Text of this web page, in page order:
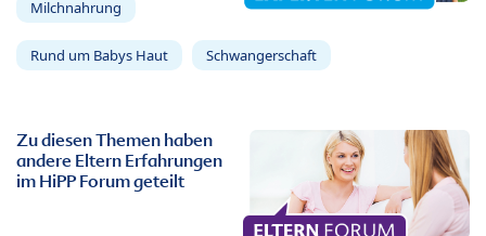
Milchnahrung
Rund um Babys Haut Schwangerschaft
Zu diesen Themen haben
andere Eltern Erfahrungen
im HiPP Forum geteilt